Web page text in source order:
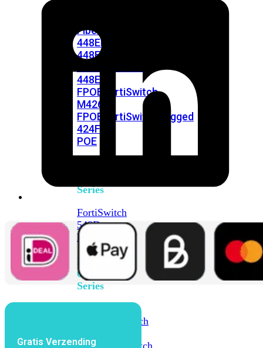
Fiber
448EFortiSwitch
448E-
448E-
FPOE
FortiSwitch
M426E-
FPOE
FortiSwitchRugged
424F-
POE
Series
FortiSwitch
548D-
FPOE
FortiSwitch
600
Series
FortiSwitch
FPOE
FortiSwitch
Gratis Verzending